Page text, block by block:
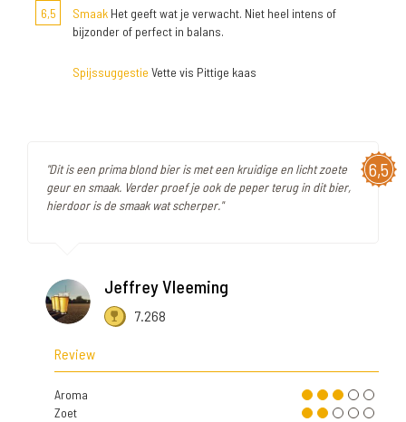
6,5 Smaak Het geeft wat je verwacht. Niet heel intens of
bijzonder of perfect in balans.
Spijssuggestie Vette vis Pittige kaas
6,5
"Dit is een prima blond bier is met een kruidige en licht zoete
geur en smaak. Verder proef je ook de peper terug in dit bier,
hierdoor is de smaak wat scherper."
Jeffrey Vleeming
7.268
Review
Aroma
Zoet